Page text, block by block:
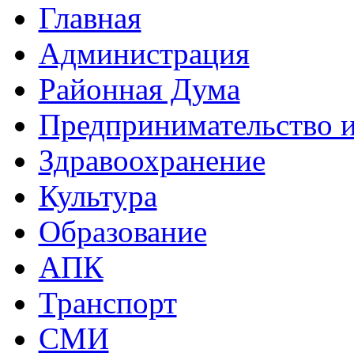
Главная
Администрация
Районная Дума
Предпринимательство
Здравоохранение
Культура
Образование
АПК
Транспорт
СМИ